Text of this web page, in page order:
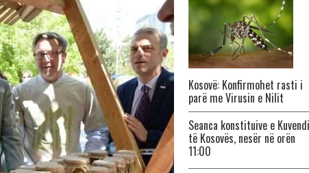
Kosovë: Konfirmohet rasti i
parë me Virusin e Nilit
Seanca konstituive e
të Kosovës, nesër në orën
11:00